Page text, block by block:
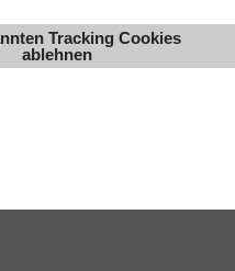
Tracking Cookies
ablehnen